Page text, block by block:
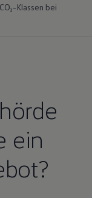
Klassen bei
ein